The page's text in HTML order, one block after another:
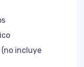
incluye